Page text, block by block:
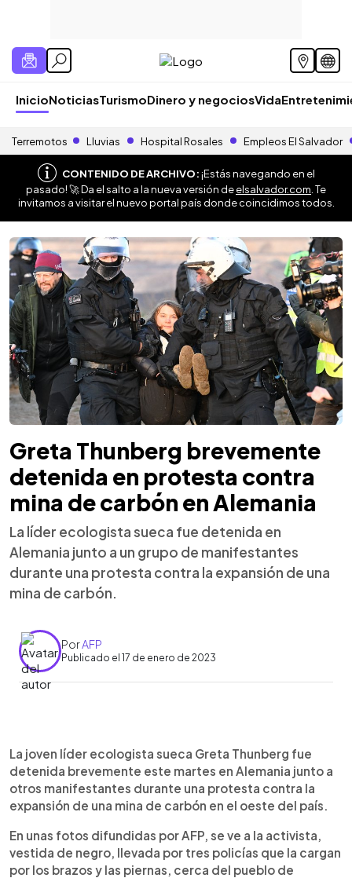
InicioNoticiasTurismoDinero y negociosVida
Terremotos Lluvias Hospital Rosales Empleos El Salvador
CONTENIDO DE ARCHIVO:¡Estás navegando en el
pasado! 🚀 Da el salto a la nueva versión deelsalvador.com . Te
invitamos a visitar el nuevo portal país donde coincidimos todos.
Greta Thunberg brevemente
detenida en protesta contra
mina de carbón en Alemania
La líder ecologista sueca fue detenida en
Alemania junto a un grupo de manifestantes
durante una protesta contra la expansión de una
mina de carbón.
PorAFP
Publicado el 17 de enero de 2023
Escuchar artículo
La joven líder ecologista sueca Greta Thunberg fue
detenida brevemente este martes en Alemania junto a
otros manifestantes durante una protesta contra la
expansión de una mina de carbón en el oeste del país.
En unas fotos difundidas por AFP, se ve a la activista,
vestida de negro, llevada por tres policías que la cargan
por los brazos y las piernas, cerca del pueblo de